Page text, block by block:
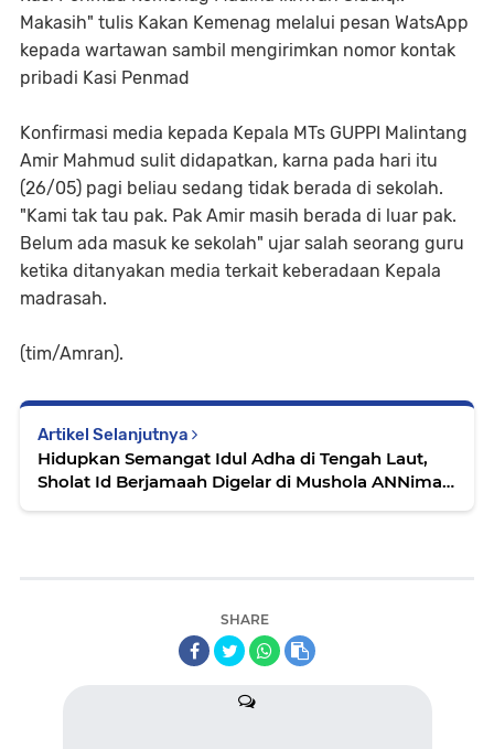
Makasih" tulis Kakan Kemenag melalui pesan WatsApp
kepada wartawan sambil mengirimkan nomor kontak
pribadi Kasi Penmad
Konfirmasi media kepada Kepala MTs GUPPI Malintang
Amir Mahmud sulit didapatkan, karna pada hari itu
(26/05) pagi beliau sedang tidak berada di sekolah.
"Kami tak tau pak. Pak Amir masih berada di luar pak.
Belum ada masuk ke sekolah" ujar salah seorang guru
ketika ditanyakan media terkait keberadaan Kepala
madrasah.
(tim/Amran).
Artikel Selanjutnya
Hidupkan Semangat Idul Adha di Tengah Laut,
Sholat Id Berjamaah Digelar di Mushola ANNimah
SHARE